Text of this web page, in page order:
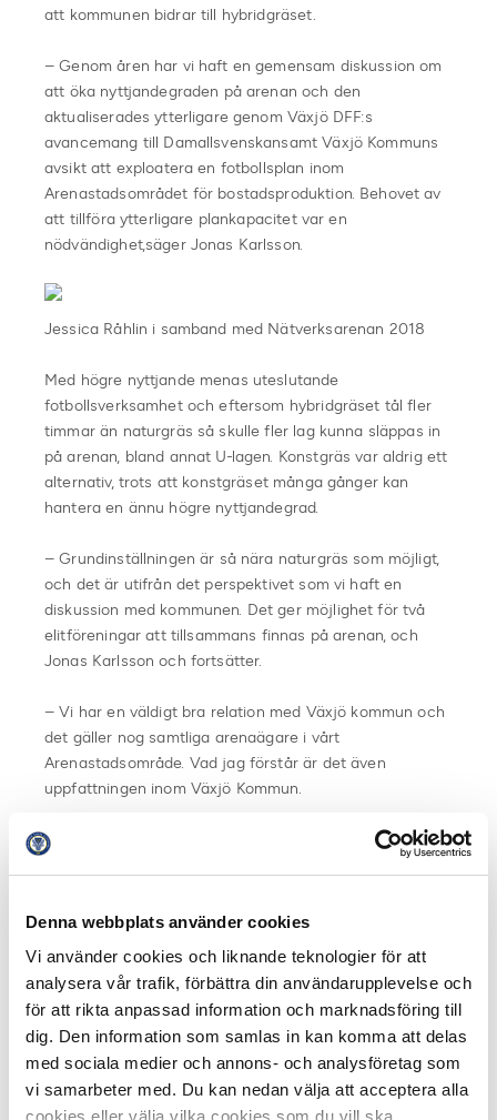
Denna webbplats använder cookies
Vi använder cookies och liknande teknologier för att
analysera vår trafik, förbättra din användarupplevelse och
för att rikta anpassad information och marknadsföring till
dig. Den information som samlas in kan komma att delas
med sociala medier och annons- och analysföretag som
vi samarbeter med. Du kan nedan välja att acceptera alla
cookies eller välja vilka cookies som du vill ska
att kommunen bidrar till hybridgräset.
– Genom åren har vi haft en gemensam diskussion om
att öka nyttjandegraden på arenan och den
aktualiserades ytterligare genom Växjö DFF:s
avancemang till Damallsvenskansamt Växjö Kommuns
avsikt att exploatera en fotbollsplan inom
Arenastadsområdet för bostadsproduktion. Behovet av
att tillföra ytterligare plankapacitet var en
nödvändighet,säger Jonas Karlsson.
Jessica Råhlin i samband med Nätverksarenan 2018
Med högre nyttjande menas uteslutande
fotbollsverksamhet och eftersom hybridgräset tål fler
timmar än naturgräs så skulle fler lag kunna släppas in
på arenan, bland annat U-lagen. Konstgräs var aldrig ett
alternativ, trots att konstgräset många gånger kan
hantera en ännu högre nyttjandegrad.
– Grundinställningen är så nära naturgräs som möjligt,
och det är utifrån det perspektivet som vi haft en
diskussion med kommunen. Det ger möjlighet för två
elitföreningar att tillsammans finnas på arenan, och
Jonas Karlsson och fortsätter.
– Vi har en väldigt bra relation med Växjö kommun och
det gäller nog samtliga arenaägare i vårt
Arenastadsområde. Vad jag förstår är det även
uppfattningen inom Växjö Kommun.
Växjö Kommun samarbetar även med annan idrott i
med föreningarna. Vi utvecklar idrotten tillsammans för
att få en så stor effekt som möjligt. Stärks Östers
varumärke genom det här och/eller genom idrottsliga
resultat, så kan vi gå in med mer sponsring för då stärks
också vi. Det går hand i hand.